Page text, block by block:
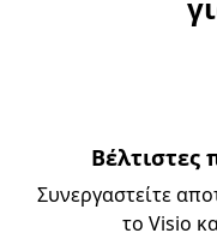
Βέλτιστες
Συνεργαστείτε
το Visio